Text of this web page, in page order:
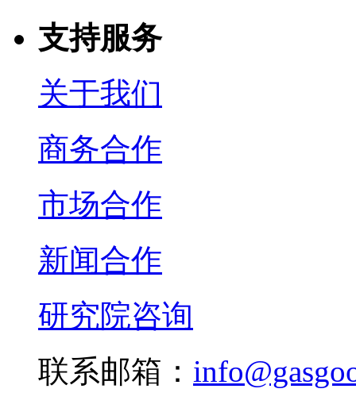
支持服务
关于我们
商务合作
市场合作
新闻合作
研究院咨询
联系邮箱：